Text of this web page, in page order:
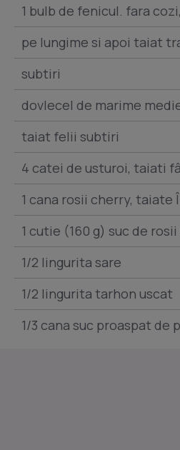
1 bulb de fenicul. fara
pe lungime si apoi taiat
subtiri
dovlecel de marime
taiat felii subtiri
4 catei de usturoi, taiati
1 cana rosii cherry, taiate
1 cutie (160 g) suc de
1/2 lingurita sare
1/2 lingurita tarhon uscat
1/3 cana suc proaspat de